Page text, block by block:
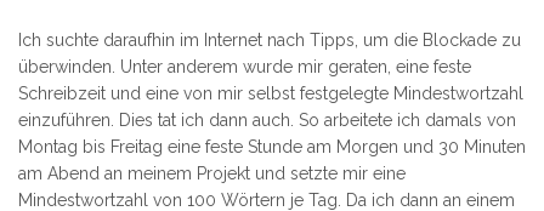
Ich suchte daraufhin im Internet nach Tipps, um die Blockade zu
überwinden. Unter anderem wurde mir geraten, eine feste
Schreibzeit und eine von mir selbst festgelegte Mindestwortzahl
einzuführen. Dies tat ich dann auch. So arbeitete ich damals von
Montag bis Freitag eine feste Stunde am Morgen und 30 Minuten
am Abend an meinem Projekt und setzte mir eine
Mindestwortzahl von 100 Wörtern je Tag. Da ich dann an einem